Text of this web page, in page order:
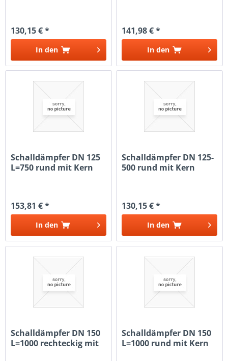
130,15 € *
In den
141,98 € *
In den
Schalldämpfer DN 125
L=750 rund mit Kern
153,81 € *
In den
Schalldämpfer DN 125-
500 rund mit Kern
130,15 € *
In den
Schalldämpfer DN 150
L=1000 rechteckig mit
Schalldämpfer DN 150
L=1000 rund mit Kern